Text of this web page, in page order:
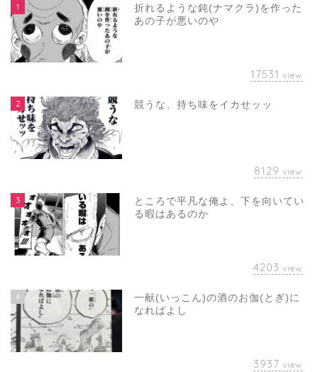
1
折れるような鈍(ナマクラ)を作った
あの子が悪いのや
17531 view
2 競うな、持ち味をイカせッッ
8129 view
3
ところで平凡な俺よ、下を向いてい
る暇はあるのか
4203 view
4
一献(いっこん)の酒のお伽(とぎ)に
なればよし
3937 view